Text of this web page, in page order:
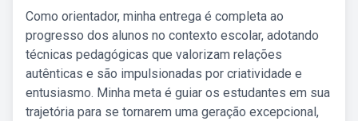
Como orientador, minha entrega é completa ao
progresso dos alunos no contexto escolar, adotando
técnicas pedagógicas que valorizam relações
autênticas e são impulsionadas por criatividade e
entusiasmo. Minha meta é guiar os estudantes em sua
trajetória para se tornarem uma geração excepcional,